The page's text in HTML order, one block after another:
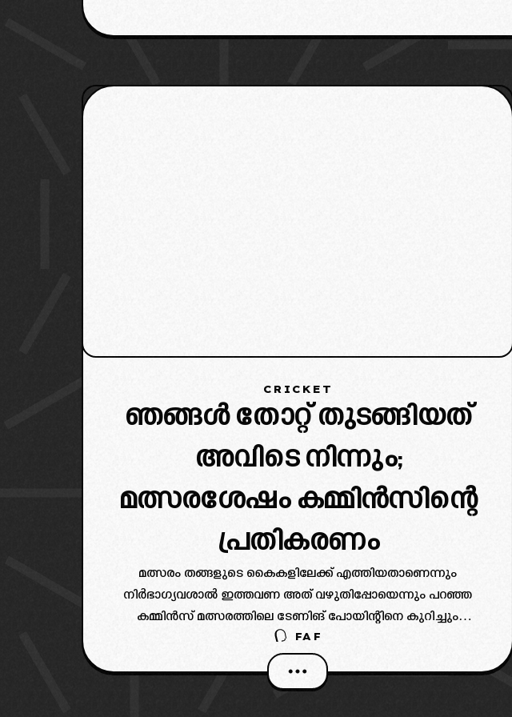
CRICKET
ഞങ്ങൾ തോറ്റ് തുടങ്ങിയത്
അവിടെ നിന്നും;
മത്സരശേഷം കമ്മിൻസിന്റെ
പ്രതികരണം
മത്സരം തങ്ങളുടെ കൈകളിലേക്ക് എത്തിയതാണെന്നും
നിർഭാഗ്യവശാൽ ഇത്തവണ അത് വഴുതിപ്പോയെന്നും പറഞ്ഞ
കമ്മിൻസ് മത്സരത്തിലെ ടേണിങ് പോയിന്റിനെ കുറിച്ചും
സംസാരിച്ചു.
FAF